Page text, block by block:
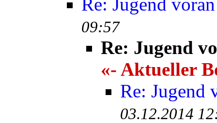
09:57
Re: Jugend
«- Aktueller
Re: Jugend
03.12.2014